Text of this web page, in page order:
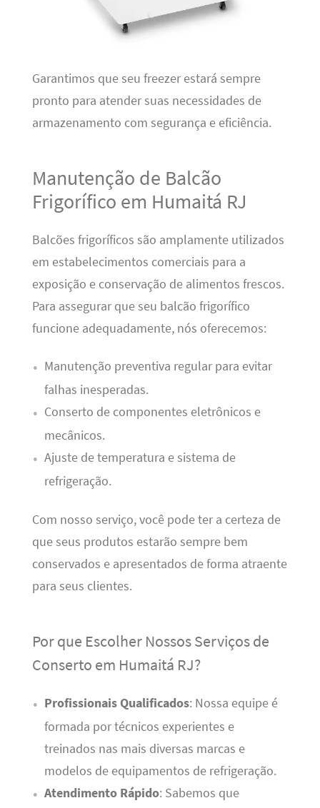
Garantimos que seu freezer estará sempre
pronto para atender suas necessidades de
armazenamento com segurança e eficiência.
Manutenção de Balcão
Frigorífico em Humaitá RJ
Balcões frigoríficos são amplamente utilizados
em estabelecimentos comerciais para a
exposição e conservação de alimentos frescos.
Para assegurar que seu balcão frigorífico
funcione adequadamente, nós oferecemos:
Manutenção preventiva regular para evitar
falhas inesperadas.
Conserto de componentes eletrônicos e
mecânicos.
Ajuste de temperatura e sistema de
refrigeração.
Com nosso serviço, você pode ter a certeza de
que seus produtos estarão sempre bem
conservados e apresentados de forma atraente
para seus clientes.
Por que Escolher Nossos Serviços de
Conserto em Humaitá RJ?
Profissionais Qualificados: Nossa equipe é
formada por técnicos experientes e
treinados nas mais diversas marcas e
modelos de equipamentos de refrigeração.
Atendimento Rápido: Sabemos que